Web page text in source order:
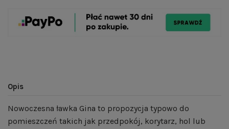
Opis
Nowoczesna ławka Gina to propozycja typowo do
pomieszczeń takich jak przedpokój, korytarz, hol lub